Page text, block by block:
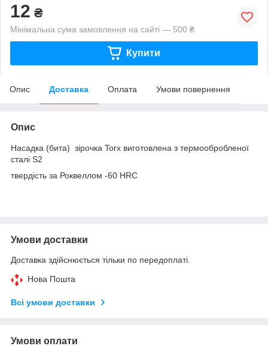
12 ₴
Мінімальна сума замовлення на сайті — 500 ₴
Купити
Опис Доставка Оплата Умови повернення
Опис
Насадка (бита) зірочка Torx виготовлена з термообробленої
сталі S2
твердість за Роквеллом -60 HRC
Умови доставки
Доставка здійснюється тільки по передоплаті.
Нова Пошта
Всі умови доставки
Умови оплати